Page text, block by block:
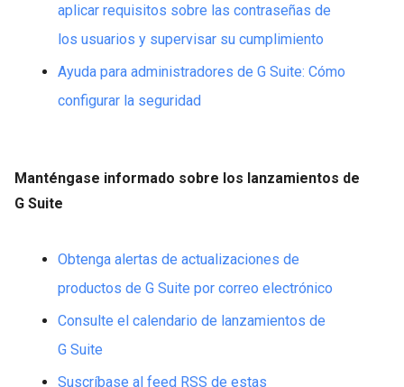
aplicar requisitos sobre las contraseñas de
los usuarios y supervisar su cumplimiento
Ayuda para administradores de G Suite: Cómo
configurar la seguridad
Manténgase informado sobre los lanzamientos de
G Suite
Obtenga alertas de actualizaciones de
productos de G Suite por correo electrónico
Consulte el calendario de lanzamientos de
G Suite
Suscríbase al feed RSS de estas